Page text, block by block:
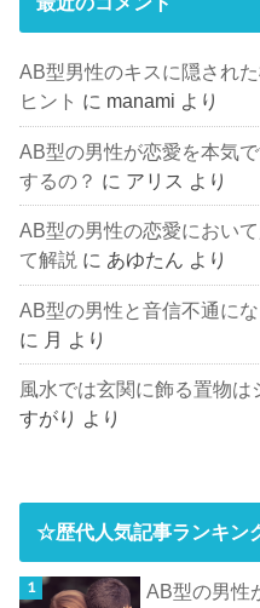
AB型男性のキスに隠され
ヒント に manami より
AB型の男性が恋愛を本気
するの？ に アリス より
AB型の男性の恋愛におい
て解説 に あゆたん より
AB型の男性と音信不通に
に 月 より
風水では玄関に飾る置物は
すがり より
☆歴代人気記事ランキン
AB型の男性